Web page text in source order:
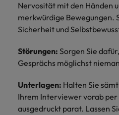
Nervosität mit den Händen
merkwürdige Bewegungen.
Sicherheit und
Störungen: Sorgen Sie
Gesprächs möglichst
Unterlagen: Halten Sie
Ihrem Interviewer vorab per
ausgedruckt parat. Lassen